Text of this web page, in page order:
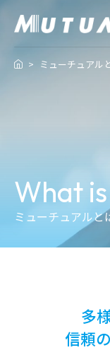
ミューチュアル
What
ミューチュアルと
多
信頼